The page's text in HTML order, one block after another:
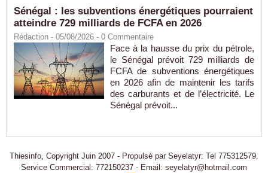
Sénégal : les subventions énergétiques pourraient
atteindre 729 milliards de FCFA en 2026
Rédaction - 05/08/2026 - 0 Commentaire
Face à la hausse du prix du pétrole,
le Sénégal prévoit 729 milliards de
FCFA de subventions énergétiques
en 2026 afin de maintenir les tarifs
des carburants et de l’électricité. Le
Sénégal prévoit...
Thiesinfo, Copyright Juin 2007 - Propulsé par Seyelatyr: Tel 775312579.
Service Commercial: 772150237 - Email: seyelatyr@hotmail.com